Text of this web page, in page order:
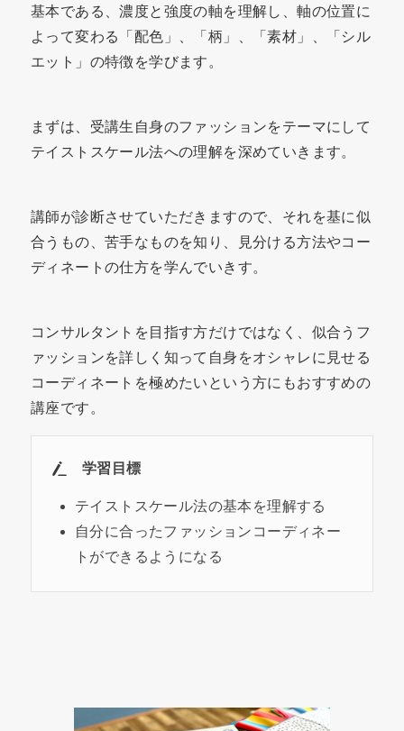
基本である、濃度と強度の軸を理解し、軸の位置に
よって変わる「配色」、「柄」、「素材」、「シル
エット」の特徴を学びます。
まずは、受講生自身のファッションをテーマにして
テイストスケール法への理解を深めていきます。
講師が診断させていただきますので、それを基に似
合うもの、苦手なものを知り、見分ける方法やコー
ディネートの仕方を学んでいきす。
コンサルタントを目指す方だけではなく、似合うフ
ァッションを詳しく知って自身をオシャレに見せる
コーディネートを極めたいという方にもおすすめの
講座です。
学習目標
テイストスケール法の基本を理解する
自分に合ったファッションコーディネー
トができるようになる